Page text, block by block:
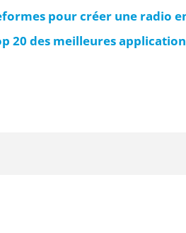
pour créer une radio
20 des meilleures